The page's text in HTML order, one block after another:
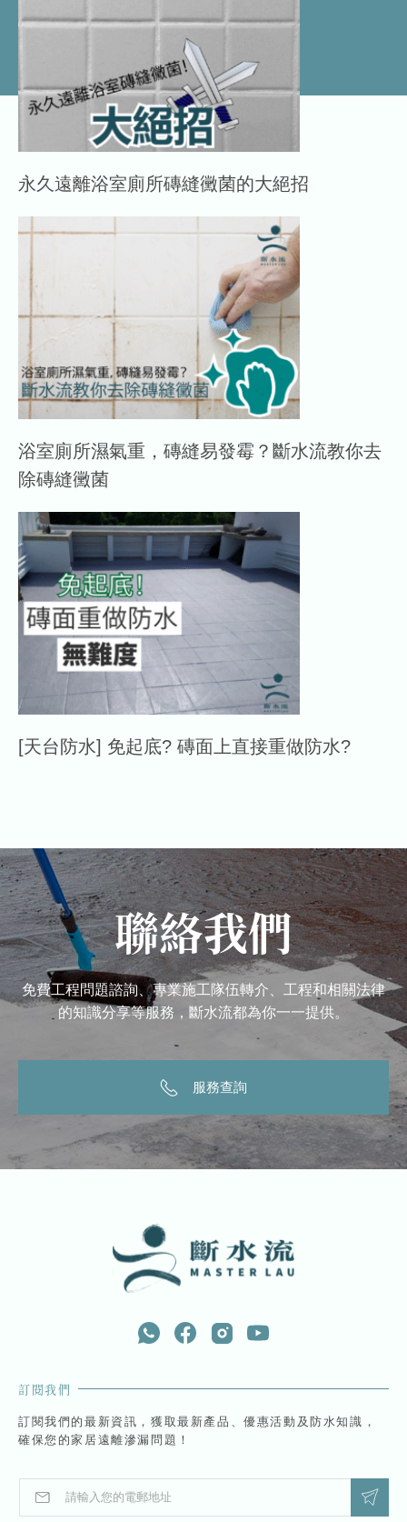
永久遠離浴室廁所磚縫黴菌的大絕招
浴室廁所濕氣重，磚縫易發霉？斷水流教你去
除磚縫黴菌
[天台防水] 免起底? 磚面上直接重做防水?
聯絡我們
免費工程問題諮詢、專業施工隊伍轉介、工程和相關法律
的知識分享等服務，斷水流都為你一一提供。
服務查詢
訂閱我們
訂閱我們的最新資訊，獲取最新產品、優惠活動及防水知識，
確保您的家居遠離滲漏問題！